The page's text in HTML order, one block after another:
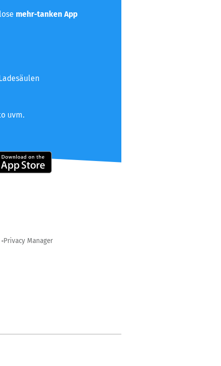
mehr-tanken App
uvm.
Privacy Manager